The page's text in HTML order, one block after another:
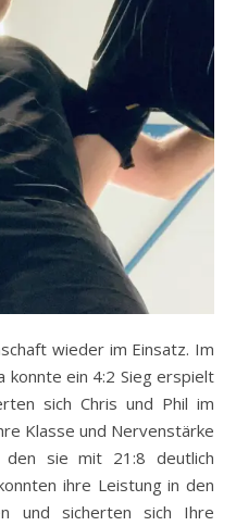
konnte ein 4:2 Sieg erspielt
sich Chris und Phil im
Klasse und Nervenstärke
sie mit 21:8 deutlich
ihre Leistung in den
und sicherten sich Ihre